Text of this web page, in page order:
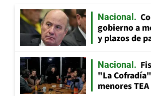
Nacional
gobierno a
y plazos de
Nacional
"La
menores TEA